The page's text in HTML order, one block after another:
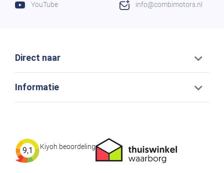
Direct naar
Informatie
9,1 Kiyoh beoordeling
YouTube info@combimotors.nl